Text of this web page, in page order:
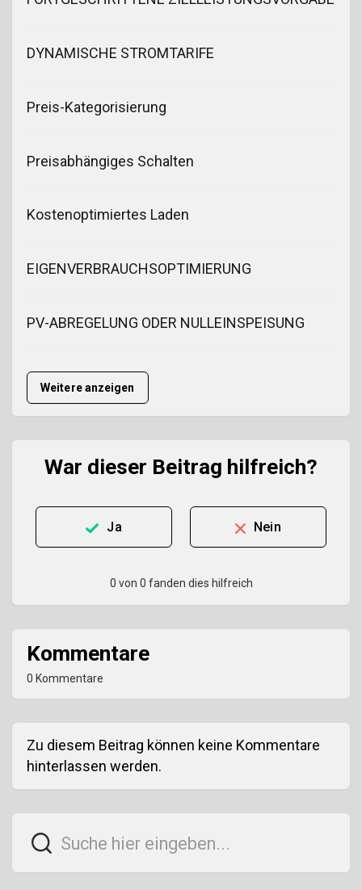
DYNAMISCHE STROMTARIFE
Preis-Kategorisierung
Preisabhängiges Schalten
Kostenoptimiertes Laden
EIGENVERBRAUCHSOPTIMIERUNG
PV-ABREGELUNG ODER NULLEINSPEISUNG
Weitere anzeigen
War dieser Beitrag hilfreich?
Ja Nein
0 von 0 fanden dies hilfreich
Kommentare
0 Kommentare
Zu diesem Beitrag können keine Kommentare
hinterlassen werden.